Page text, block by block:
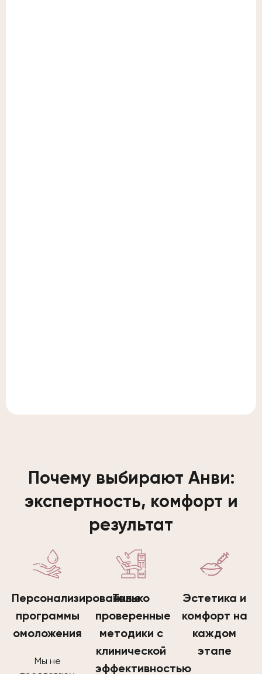
Почему выбирают Анви:
экспертность, комфорт и
результат
Персонализированные
программы
омоложения
Мы не
Только
проверенные
методики с
клинической
эффективностью
Эстетика и
комфорт на
каждом
этапе